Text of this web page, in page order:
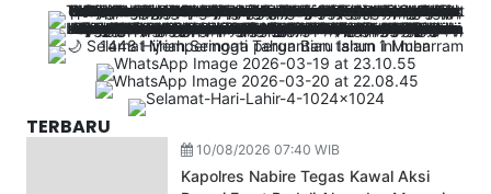
TERBARU
10/08/2026 07:40 WIB
Kapolres Nabire Tegas Kawal Aksi